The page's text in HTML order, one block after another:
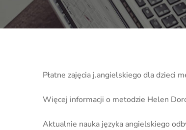
Płatne zajęcia j.angielskiego dla dzieci
Więcej informacji o metodzie Helen
Aktualnie nauka języka angielskiego